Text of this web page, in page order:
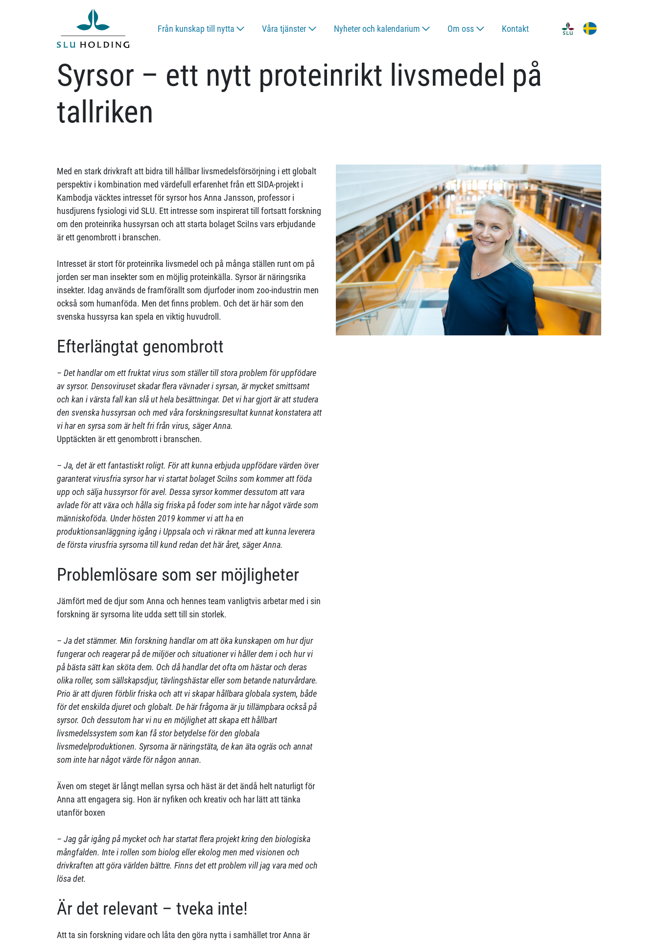
Från kunskap till nytta Våra tjänster Nyheter och kalendarium Om oss Kontakt
Syrsor – ett nytt proteinrikt livsmedel på
tallriken
Med en stark drivkraft att bidra till hållbar livsmedelsförsörjning i ett globalt
perspektiv i kombination med värdefull erfarenhet från ett SIDA-projekt i
Kambodja väcktes intresset för syrsor hos Anna Jansson, professor i
husdjurens fysiologi vid SLU. Ett intresse som inspirerat till fortsatt forskning
om den proteinrika hussyrsan och att starta bolaget SciIns vars erbjudande
är ett genombrott i branschen.
Intresset är stort för proteinrika livsmedel och på många ställen runt om på
jorden ser man insekter som en möjlig proteinkälla. Syrsor är näringsrika
insekter. Idag används de framförallt som djurfoder inom zoo-industrin men
också som humanföda. Men det finns problem. Och det är här som den
svenska hussyrsa kan spela en viktig huvudroll.
Efterlängtat genombrott
– Det handlar om ett fruktat virus som ställer till stora problem för uppfödare
av syrsor. Densoviruset skadar flera vävnader i syrsan, är mycket smittsamt
och kan i värsta fall kan slå ut hela besättningar. Det vi har gjort är att studera
den svenska hussyrsan och med våra forskningsresultat kunnat konstatera att
vi har en syrsa som är helt fri från virus, säger Anna.
Upptäckten är ett genombrott i branschen.
– Ja, det är ett fantastiskt roligt. För att kunna erbjuda uppfödare värden över
garanterat virusfria syrsor har vi startat bolaget SciIns som kommer att föda
upp och sälja hussyrsor för avel. Dessa syrsor kommer dessutom att vara
avlade för att växa och hålla sig friska på foder som inte har något värde som
människoföda. Under hösten 2019 kommer vi att ha en
produktionsanläggning igång i Uppsala och vi räknar med att kunna leverera
de första virusfria syrsorna till kund redan det här året, säger Anna.
Problemlösare som ser möjligheter
Jämfört med de djur som Anna och hennes team vanligtvis arbetar med i sin
forskning är syrsorna lite udda sett till sin storlek.
– Ja det stämmer. Min forskning handlar om att öka kunskapen om hur djur
fungerar och reagerar på de miljöer och situationer vi håller dem i och hur vi
på bästa sätt kan sköta dem. Och då handlar det ofta om hästar och deras
olika roller, som sällskapsdjur, tävlingshästar eller som betande naturvårdare.
Prio är att djuren förblir friska och att vi skapar hållbara globala system, både
för det enskilda djuret och globalt. De här frågorna är ju tillämpbara också på
syrsor. Och dessutom har vi nu en möjlighet att skapa ett hållbart
livsmedelssystem som kan få stor betydelse för den globala
livsmedelproduktionen. Syrsorna är näringstäta, de kan äta ogräs och annat
som inte har något värde för någon annan.
Även om steget är långt mellan syrsa och häst är det ändå helt naturligt för
Anna att engagera sig. Hon är nyfiken och kreativ och har lätt att tänka
utanför boxen
– Jag går igång på mycket och har startat flera projekt kring den biologiska
mångfalden. Inte i rollen som biolog eller ekolog men med visionen och
drivkraften att göra världen bättre. Finns det ett problem vill jag vara med och
lösa det.
Är det relevant – tveka inte!
Att ta sin forskning vidare och låta den göra nytta i samhället tror Anna är